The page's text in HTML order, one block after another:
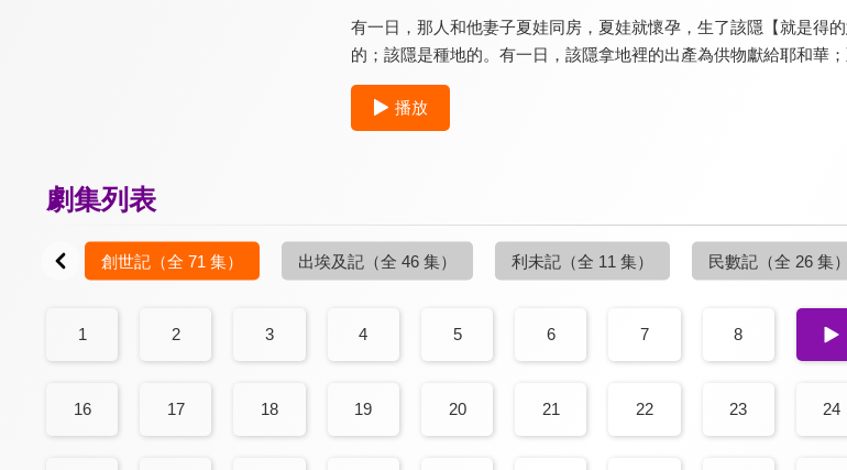
有一日，那人和他妻子夏娃同房，夏娃就懷孕，生了該隱【就是得
的；該隱是種地的。有一日，該隱拿地裡的出產為供物獻給耶和華
播放
劇集列表
創世記 （全 71 集） 出埃及記 （全 46 集） 利未記 （全 11 集） 民數記 （全 26 集）
1 2 3 4 5 6 7 8 9
16 17 18 19 20 21 22 23 24